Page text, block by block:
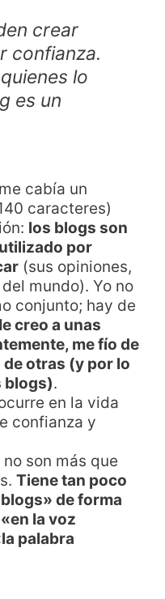
crear
confianza.
lo
es un
cabía un
caracteres)
los blogs son
por
(sus opiniones,
mundo). Yo no
conjunto; hay de
creo a unas
me fío de
otras (y por lo
blogs).
en la vida
confianza y
son más que
Tiene tan poco
de forma
la voz
palabra